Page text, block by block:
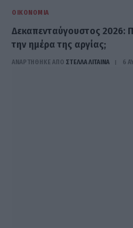
ΟΙΚΟΝΟΜΊΑ
Δεκαπενταύγουστος 2026:
την ημέρα της αργίας;
ΑΝΑΡΤΗΘΗΚΕ ΑΠΟ ΣΤΈΛΛΑ ΛΊΤΑΙΝΑ 6